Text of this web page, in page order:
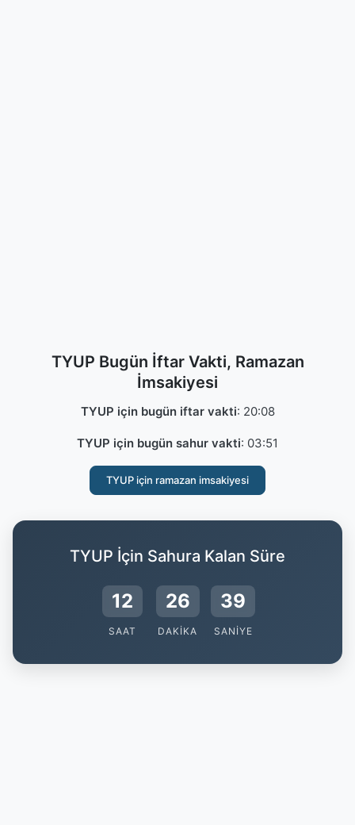
TYUP Bugün İftar Vakti, Ramazan
İmsakiyesi
TYUP için bugün iftar vakti: 20:08
TYUP için bugün sahur vakti: 03:51
TYUP için ramazan imsakiyesi
TYUP İçin Sahura Kalan Süre
12
SAAT
26
DAKIKA
38
SANIYE